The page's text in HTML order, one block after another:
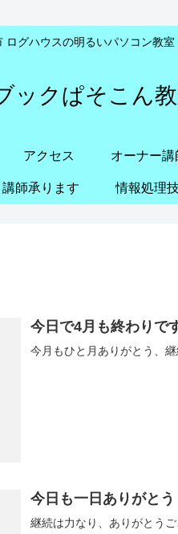
ログハウスの明るいパソコン教
ックぱそこん
アクセス オーナー講
講師承ります 情報処理
今日で4月も終わりで
今月もひと月ありがとう、継
今日も一日ありがとう
継続は力なり、ありがとうご